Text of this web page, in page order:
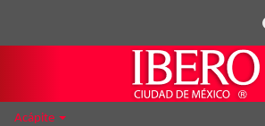
Acápite